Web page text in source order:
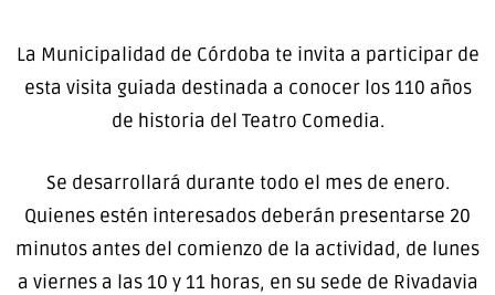
La Municipalidad de Córdoba te invita a participar de
esta visita guiada destinada a conocer los 110 años
de historia del Teatro Comedia.
Se desarrollará durante todo el mes de enero.
Quienes estén interesados deberán presentarse 20
minutos antes del comienzo de la actividad, de lunes
a viernes a las 10 y 11 horas, en su sede de Rivadavia